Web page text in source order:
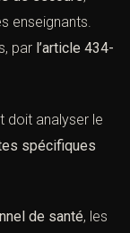
enseignants.
par l’article 434-
doit analyser le
spécifiques
de santé, les